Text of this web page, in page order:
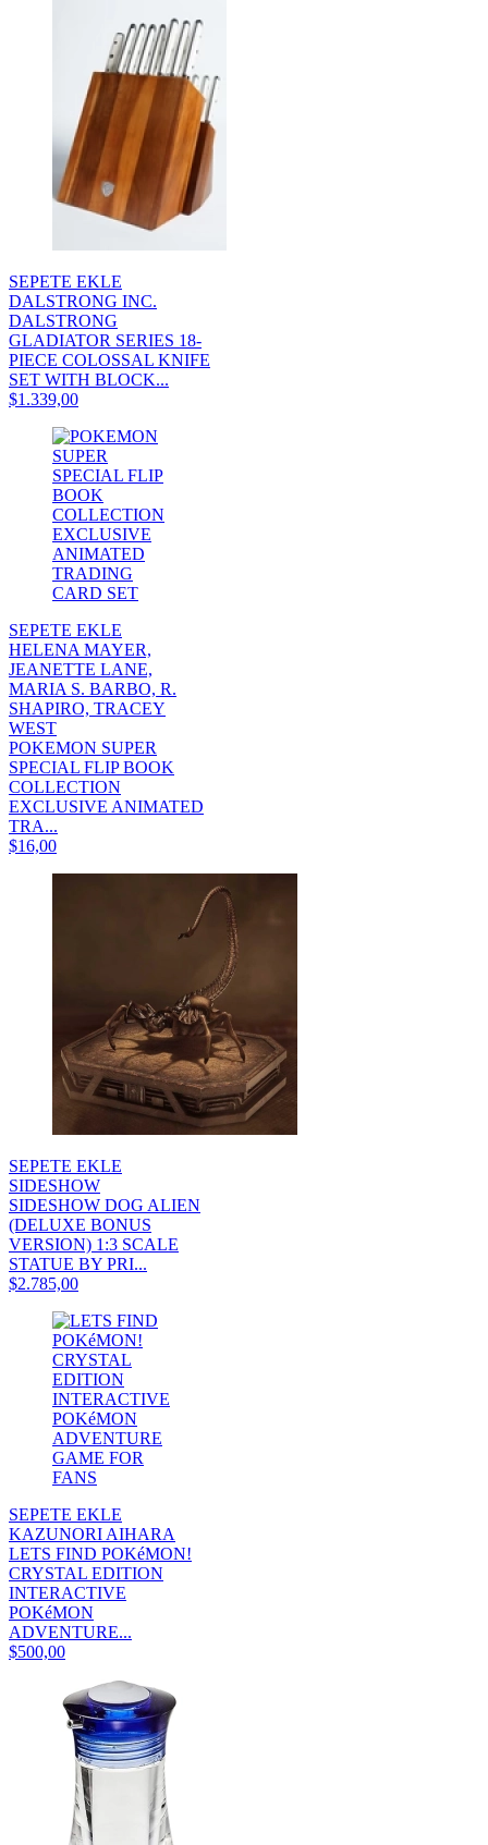
SEPETE EKLE
DALSTRONG INC.
DALSTRONG
GLADIATOR SERIES 18-
PIECE COLOSSAL KNIFE
SET WITH BLOCK...
$1.339,00
SEPETE EKLE
HELENA MAYER,
JEANETTE LANE,
MARIA S. BARBO, R.
SHAPIRO, TRACEY
WEST
POKEMON SUPER
SPECIAL FLIP BOOK
COLLECTION
EXCLUSIVE ANIMATED
TRA...
$16,00
SEPETE EKLE
SIDESHOW
SIDESHOW DOG ALIEN
(DELUXE BONUS
VERSION) 1:3 SCALE
STATUE BY PRI...
$2.785,00
SEPETE EKLE
KAZUNORI AIHARA
LETS FIND POKéMON!
CRYSTAL EDITION
INTERACTIVE
POKéMON
ADVENTURE...
$500,00